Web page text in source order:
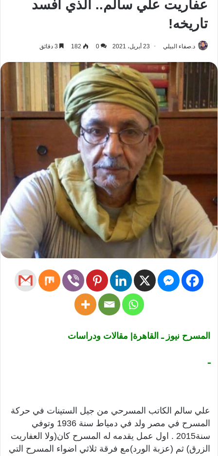
عفاريت علي سالم.. الذي أفسد
تاريخه!
د.صفاء البيلي 23 أبريل، 2021 0
182
المسرح نيوز ـ القاهرة| مقالات ودراسات
ـ
علي سالم الكاتب المسرحي من جيل الستينات في حركة
المسرح في مصر ولد في دمياط سنة 1936 وتوفي
سنة2015 . اول عمل يقدمه له المسرح كان(ولا العفاريت
الزرق) ثم (عزبة الورد)مع فرقة ثلاثي اضواء المسرح التي